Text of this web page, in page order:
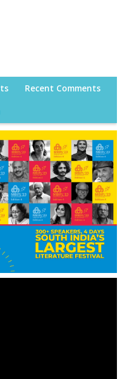
Recent Comments